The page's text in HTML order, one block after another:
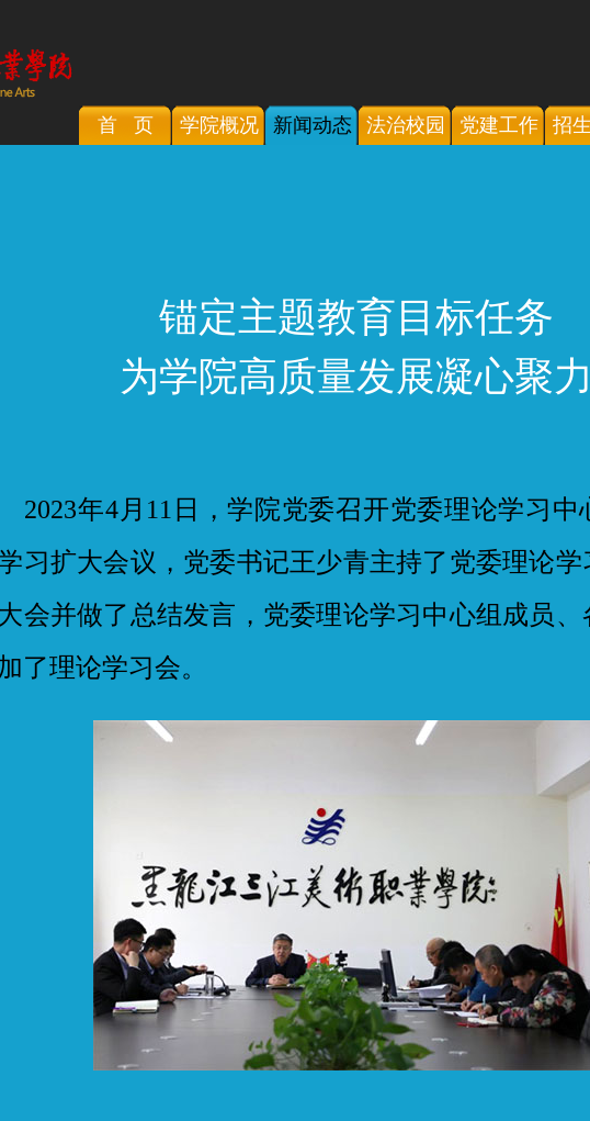
首 页 学院概况 新闻动态 法治校园 党建工作 招
锚定主题教育目标任务
为学院高质量发展凝心聚力
年4月11日，学院党委召开党委理论学习中
习扩大会议，党委书记王少青主持了党委理论学
会并做了总结发言，党委理论学习中心组成员、
了理论学习会。